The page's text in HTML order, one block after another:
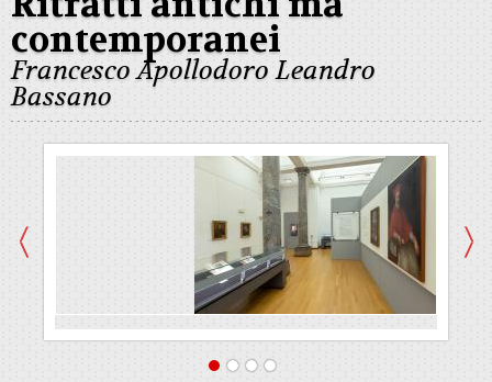
contemporanei
Francesco Apollodoro Leandro
Bassano